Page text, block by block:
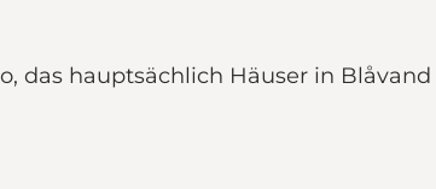
das hauptsächlich Häuser in